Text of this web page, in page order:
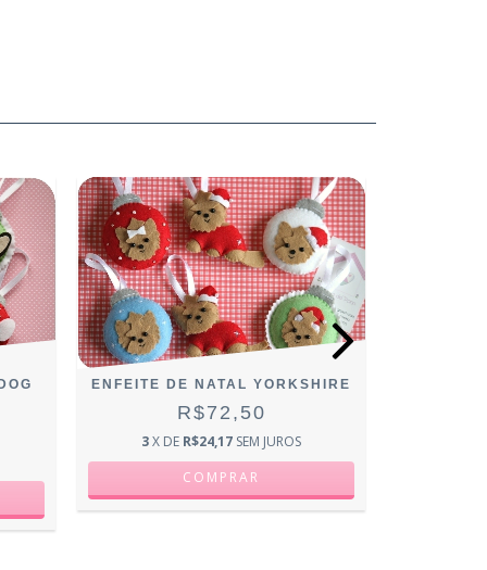
ENFEITE DE NATAL YORKSHIRE
R$72,50
3X DE R$24,17 SEM JUROS